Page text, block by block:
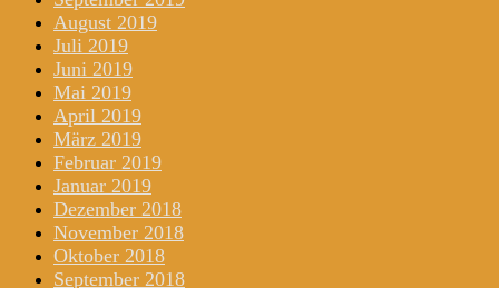
August 2019
Juli 2019
Juni 2019
Mai 2019
April 2019
März 2019
Februar 2019
Januar 2019
Dezember 2018
November 2018
Oktober 2018
September 2018